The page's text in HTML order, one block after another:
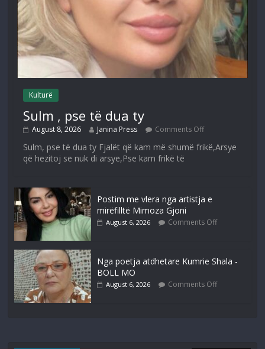
Kulturë
Sulm , pse të dua ty
August 8, 2026 Janina Press Comments Off
Sulm, pse të dua ty Fjalët që kam më shumë frikë,Arsye
që hezitoj se nuk di arsye,Pse kam frikë të
Postim me vlera nga artistja e
mirëfilltë Mimoza Gjoni
August 6, 2026 Comments Off
Nga poetja atdhetare Kumrie Shala -
BOLL MO
August 6, 2026 Comments Off